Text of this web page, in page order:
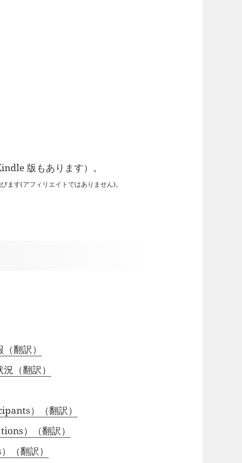
版もあります）。
す(アフィリエイトではありません)。
翻訳）
（翻訳）
）（翻訳）
）（翻訳）
（翻訳）